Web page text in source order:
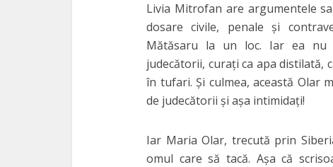
Livia Mitrofan are argumentele
dosare civile, penale şi
Mătăsaru la un loc. Iar ea nu
judecătorii, curaţi ca apa distilată,
în tufari. Şi culmea, această Olar
de judecătorii şi aşa intimidaţi!
Iar Maria Olar, trecută prin
omul care să tacă. Aşa că